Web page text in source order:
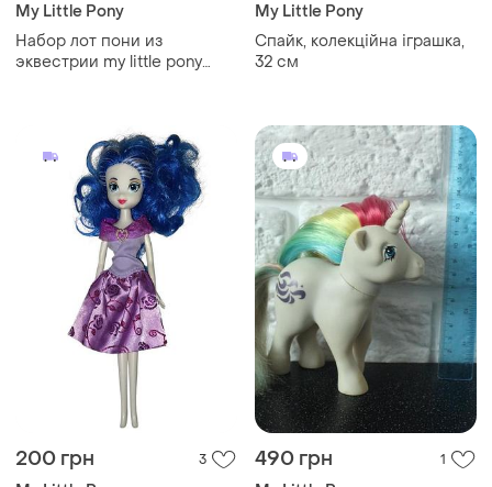
My Little Pony
Набор лот пони из
эквестрии my little pony
My Little Pony
Спайк, колекційна іграшка,
32 см
200 грн 3 490 грн 1